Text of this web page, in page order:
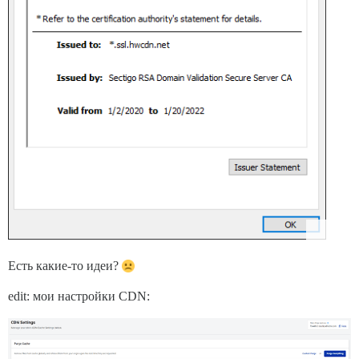
Есть какие-то идеи?
edit: мои настройки CDN: